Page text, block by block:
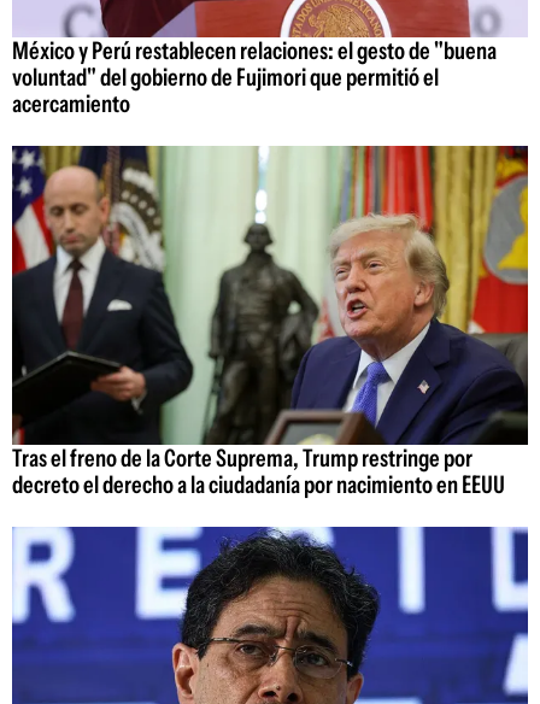
México y Perú restablecen relaciones: el gesto de "buena
voluntad" del gobierno de Fujimori que permitió el
acercamiento
Tras el freno de la Corte Suprema, Trump restringe por
decreto el derecho a la ciudadanía por nacimiento en EEUU